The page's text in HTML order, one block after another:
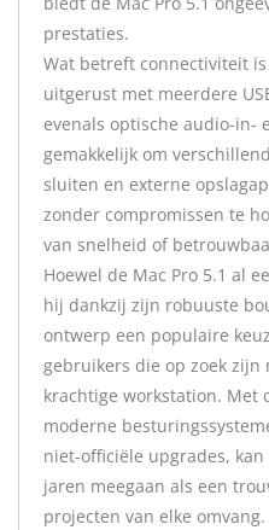
prestaties.
Wat betreft connectiviteit is
uitgerust met meerdere
evenals optische audio-in-
gemakkelijk om
sluiten en externe
zonder compromissen te
van snelheid of
Hoewel de Mac Pro 5.1 al
hij dankzij zijn robuuste
ontwerp een populaire
gebruikers die op zoek
krachtige workstation. Met
moderne
niet-officiële upgrades, kan
jaren meegaan als een
projecten van elke omvang.